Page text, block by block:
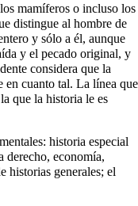
mamíferos o incluso los
distingue al hombre de
y sólo a él, aunque
y el pecado original, y
considera que la
en cuanto tal. La línea que
que la historia le es
historia especial
derecho, economía,
historias generales; el